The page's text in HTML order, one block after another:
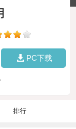
PC下载
排行